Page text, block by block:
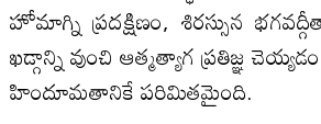
హోమాగ్ని ప్రదక్షిణం, శిరస్సున
ఖడ్గాన్ని వుంచి ఆత్మత్యాగ ప్రతిజ్ఞ
హిందూమతానికే పరిమితమైంది.